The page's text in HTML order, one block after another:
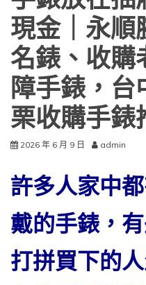
現金｜永順
名錶、收購
障手錶，
栗收購手錶
2026 年 6 月 9 日 admin
許多人家中
戴的手錶，
打拼買下的